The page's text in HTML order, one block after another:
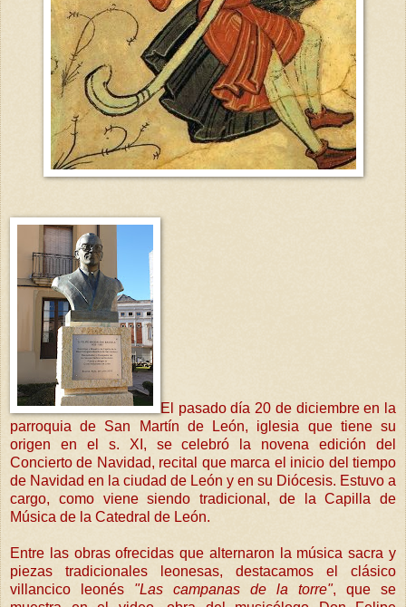
El pasado día 20 de diciembre en la
parroquia de San Martín de León, iglesia que tiene su
origen en el s. XI, se celebró la novena edición del
Concierto de Navidad, recital que marca el inicio del tiempo
de Navidad en la ciudad de León y en su Diócesis. Estuvo a
cargo, como viene siendo tradicional, de la Capilla de
Música de la Catedral de León.
Entre las obras ofrecidas que alternaron la música sacra y
piezas tradicionales leonesas, destacamos el clásico
villancico leonés "Las campanas de la torre", que se